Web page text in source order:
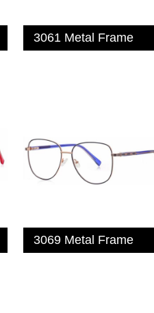
3061 Metal Frame
3069 Metal Frame